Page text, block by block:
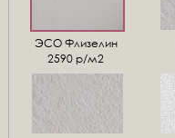
ЭСО Флизелин
2590 р/м2